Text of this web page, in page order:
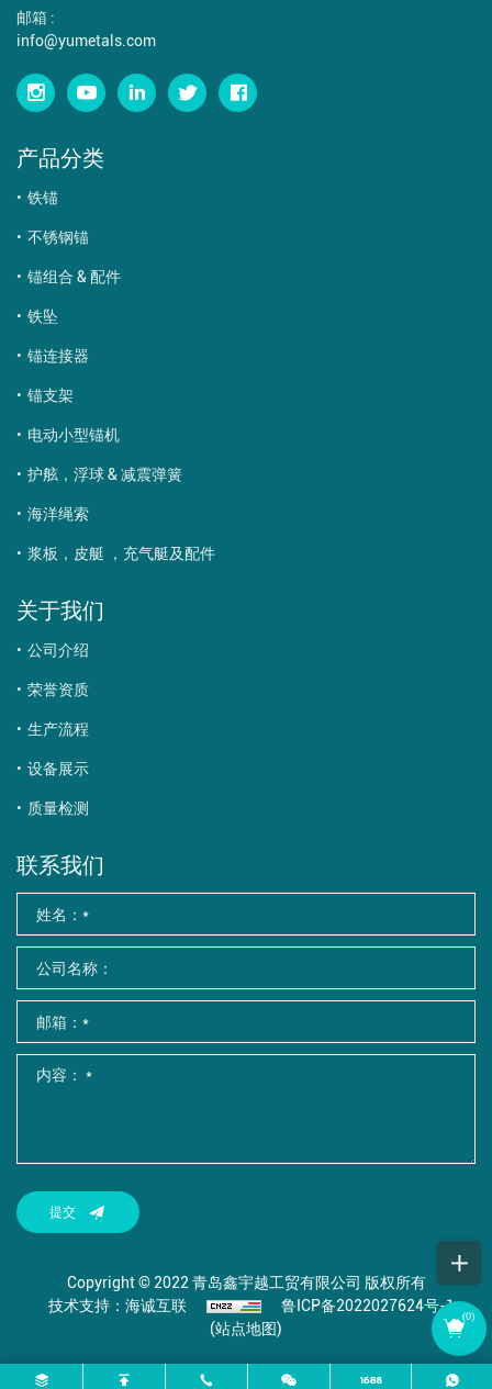
(0)
邮箱 :
info@yumetals.com
产品分类
铁锚
不锈钢锚
锚组合 & 配件
铁坠
锚连接器
锚支架
电动小型锚机
护舷，浮球 & 减震弹簧
海洋绳索
浆板，皮艇 ，充气艇及配件
关于我们
公司介绍
荣誉资质
生产流程
设备展示
质量检测
联系我们
提交
Copyright © 2022 青岛鑫宇越工贸有限公司 版权所有
技术支持：海诚互联
鲁ICP备2022027624号-1
(站点地图)